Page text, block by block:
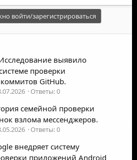
войти/зарегистрироваться
выявило
проверки
GitHub.
Ответы: 0
семейной проверки
взлома мессенджеров.
Ответы: 0
внедряет систему
приложений Android